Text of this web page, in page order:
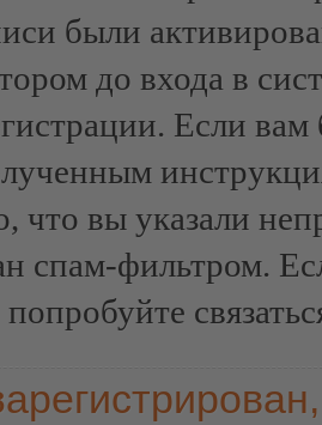
были
до входа в
Если
что вы указали
спам-фильтром.